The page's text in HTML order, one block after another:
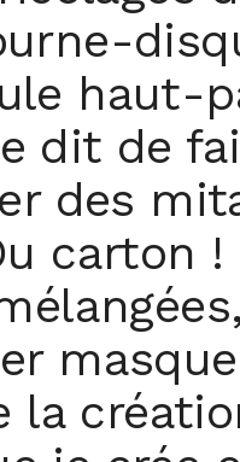
haut-
dit de
des
carton
la